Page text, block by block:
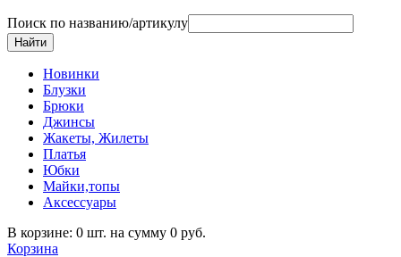
Поиск по названию/артикулу
Новинки
Блузки
Брюки
Джинсы
Жакеты, Жилеты
Платья
Юбки
Майки,топы
Аксессуары
В корзине: 0 шт. на сумму 0 руб.
Корзина